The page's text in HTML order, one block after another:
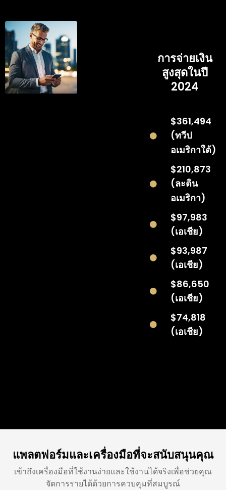
การจ่ายเงิน
สูงสุดในปี
2024
$361,494
(ทวีป
อเมริกาใต้)
$210,873
(ละติน
อเมริกา)
$97,983
(เอเชีย)
$93,987
(เอเชีย)
$86,650
(เอเชีย)
$74,818
(เอเชีย)
แพลตฟอร์มและเครื่องมือที่จะสนับสนุนคุณ
เข้าถึงเครื่องมือที่ใช้งานง่ายและใช้งานได้จริงเพื่อช่วยคุณ
จัดการรายได้ด้วยการควบคุมที่สมบูรณ์